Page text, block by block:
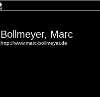
Bollmeyer, Marc
http://www.marc-bollmeyer.de